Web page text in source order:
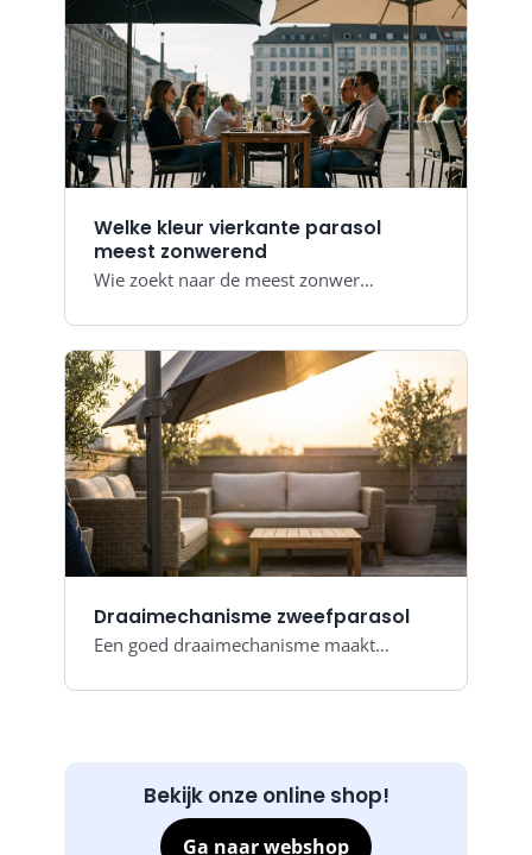
Welke kleur vierkante parasol
meest zonwerend
Wie zoekt naar de meest zonwer…
Draaimechanisme zweefparasol
Een goed draaimechanisme maakt…
Bekijk onze online shop!
Ga naar webshop